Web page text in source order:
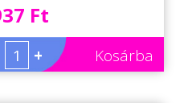
Ft
+ Kosárba